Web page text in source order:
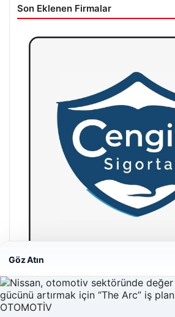
Son Eklenen Firmalar
Hastaş Beton
26/05/2026
Göz Atın